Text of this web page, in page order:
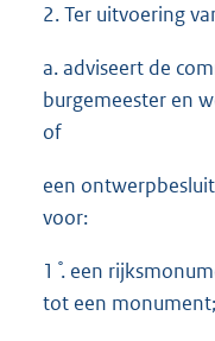
2. Ter uitvoering
a. adviseert de
burgemeester en
of
een
voor:
1 ̊. een
tot een monument;